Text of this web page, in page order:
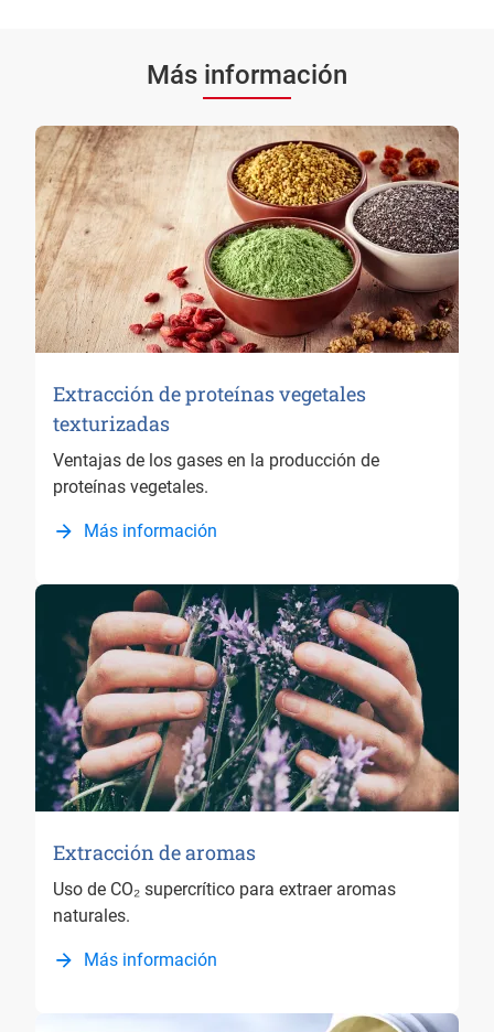
Más información
Extracción de proteínas vegetales
texturizadas
Ventajas de los gases en la producción de
proteínas vegetales.
Más información
Extracción de aromas
Uso de CO₂ supercrítico para extraer aromas
naturales.
Más información